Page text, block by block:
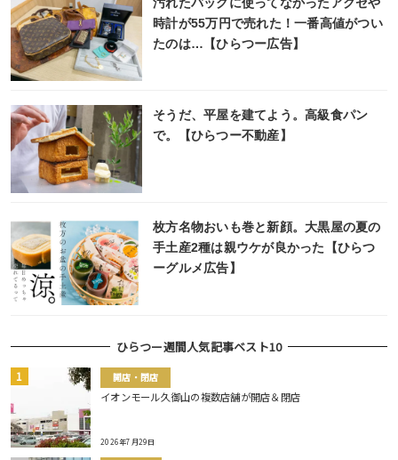
時計が55万円で売れた！一番高値がつい
たのは…【ひらつー広告】
そうだ、平屋を建てよう。高級食パン
で。【ひらつー不動産】
枚方名物おいも巻と新顔。大黒屋の夏の
手土産2種は親ウケが良かった【ひらつ
ーグルメ広告】
ひらつー週間人気記事ベスト10
開店・閉店
イオンモール久御山の複数店舗が開店＆閉店
2026年7月29日